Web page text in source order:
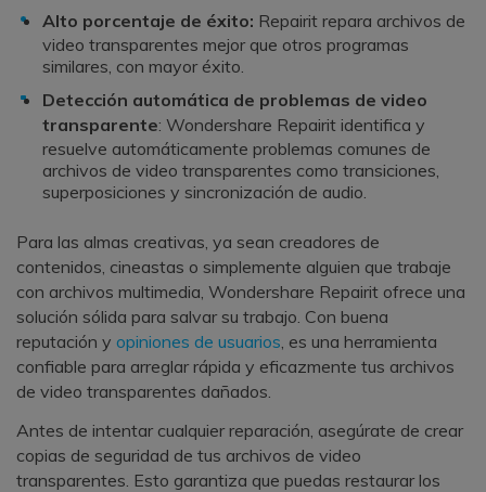
Alto porcentaje de éxito: Repairit repara archivos de
video transparentes mejor que otros programas
similares, con mayor éxito.
Detección automática de problemas de video
transparente: Wondershare Repairit identifica y
resuelve automáticamente problemas comunes de
archivos de video transparentes como transiciones,
superposiciones y sincronización de audio.
Para las almas creativas, ya sean creadores de
contenidos, cineastas o simplemente alguien que trabaje
con archivos multimedia, Wondershare Repairit ofrece una
solución sólida para salvar su trabajo. Con buena
reputación y opiniones de usuarios, es una herramienta
confiable para arreglar rápida y eficazmente tus archivos
de video transparentes dañados.
Antes de intentar cualquier reparación, asegúrate de crear
copias de seguridad de tus archivos de video
transparentes. Esto garantiza que puedas restaurar los